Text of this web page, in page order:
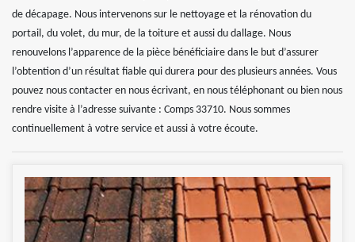
de décapage. Nous intervenons sur le nettoyage et la rénovation du
portail, du volet, du mur, de la toiture et aussi du dallage. Nous
renouvelons l’apparence de la pièce bénéficiaire dans le but d’assurer
l’obtention d’un résultat fiable qui durera pour des plusieurs années. Vous
pouvez nous contacter en nous écrivant, en nous téléphonant ou bien nous
rendre visite à l’adresse suivante : Comps 33710. Nous sommes
continuellement à votre service et aussi à votre écoute.